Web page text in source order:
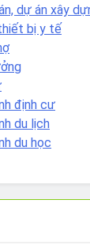
dự án xây
bị y tế
định cư
du lịch
du học